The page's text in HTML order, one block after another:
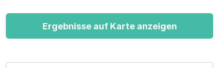
Ergebnisse auf Karte anzeigen